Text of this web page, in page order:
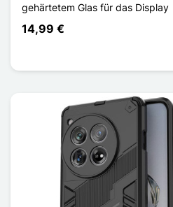
gehärtetem Glas für das Display
14,99 €